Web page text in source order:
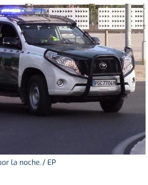
la noche. / EP